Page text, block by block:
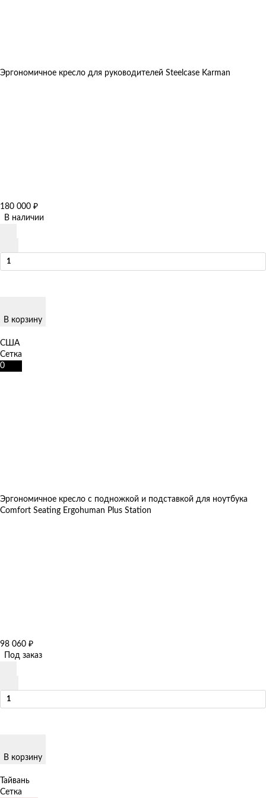
Эргономичное кресло для руководителей Steelcase Karman
180 000 ₽
В наличии
В корзину
США
Сетка
0
Эргономичное кресло с подножкой и подставкой для ноутбука
Comfort Seating Ergohuman Plus Station
98 060 ₽
Под заказ
В корзину
Тайвань
Сетка